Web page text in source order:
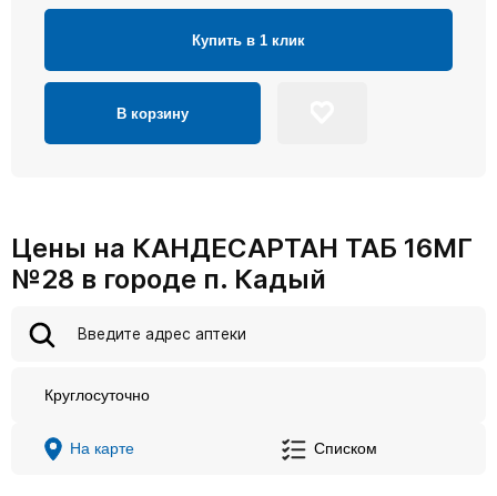
Купить в 1 клик
В корзину
Цены на КАНДЕСАРТАН ТАБ 16МГ
№28 в городе п. Кадый
Круглосуточно
На карте Списком